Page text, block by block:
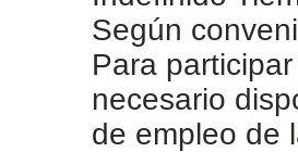
Según
Para
necesario
de empleo de